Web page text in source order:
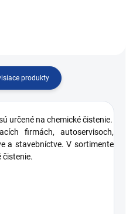
produkty
určené na chemické čistenie.
firmách, autoservisoch,
a stavebníctve. V sortimente
čistenie.